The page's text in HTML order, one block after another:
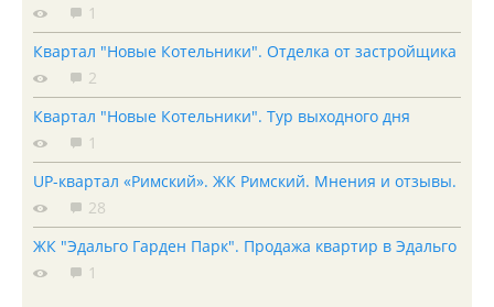
1
Квартал "Новые Котельники". Отделка от застройщика
2
Квартал "Новые Котельники". Тур выходного дня
1
UP-квартал «Римский». ЖК Римский. Мнения и отзывы.
28
ЖК "Эдальго Гарден Парк". Продажа квартир в Эдальго
1